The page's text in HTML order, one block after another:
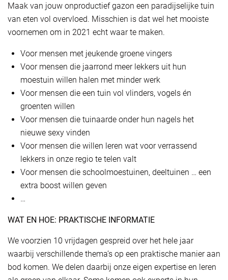
Maak van jouw onproductief gazon een paradijselijke tuin
van eten vol overvloed. Misschien is dat wel het mooiste
voornemen om in 2021 echt waar te maken.
Voor mensen met jeukende groene vingers
Voor mensen die jaarrond meer lekkers uit hun
moestuin willen halen met minder werk
Voor mensen die een tuin vol vlinders, vogels én
groenten willen
Voor mensen die tuinaarde onder hun nagels het
nieuwe sexy vinden
Voor mensen die willen leren wat voor verrassend
lekkers in onze regio te telen valt
Voor mensen die schoolmoestuinen, deeltuinen … een
extra boost willen geven
…
WAT EN HOE: PRAKTISCHE INFORMATIE
We voorzien 10 vrijdagen gespreid over het hele jaar
waarbij verschillende thema’s op een praktische manier aan
bod komen. We delen daarbij onze eigen expertise en leren